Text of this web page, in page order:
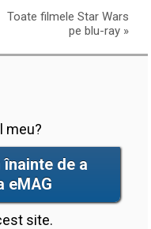
Toate filmele Star Wars
pe blu-ray »
meu?
de a
eMAG
site.